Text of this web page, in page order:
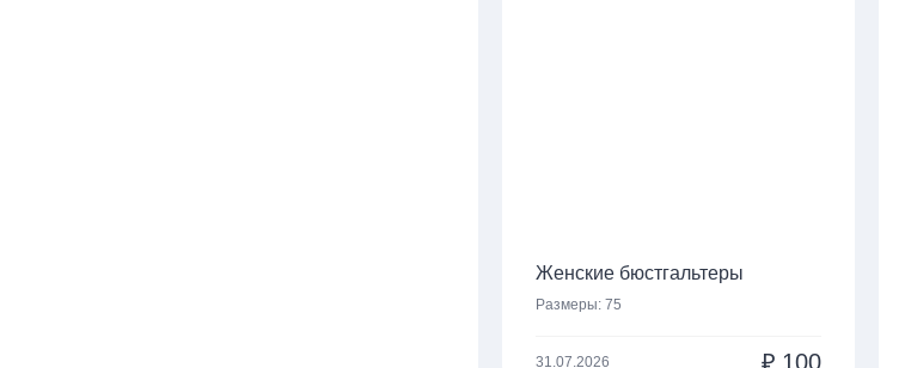
Женские бюстгальтеры
Размеры: 75
31.07.2026 ₽ 100